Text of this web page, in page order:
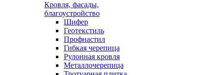
Кровля, фасады,
благоустройство
Шифер
Геотекстиль
Профнастил
Гибкая черепица
Рулонная кровля
Металлочерепица